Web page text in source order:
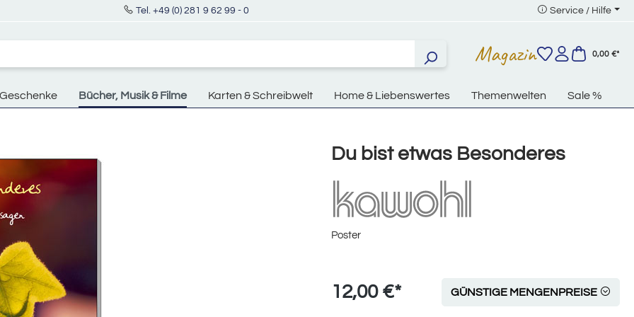
Tel. +49 (0) 281 9 62 99 - 0 Service / Hilfe
Magazin 0,00 €*
Geschenke Bücher, Musik & Filme Karten & Schreibwelt Home & Liebenswertes Themenwelten Sale %
Du bist etwas Besonderes
Poster
12,00 €* GÜNSTIGE MENGENPREISE